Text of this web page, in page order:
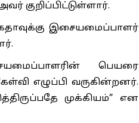
குறிப்பிட்டுள்ளார்.
இசையமைப்பாளர்
பெயரை
எழுப்பி வருகின்றனர்.
முக்கியம்” என